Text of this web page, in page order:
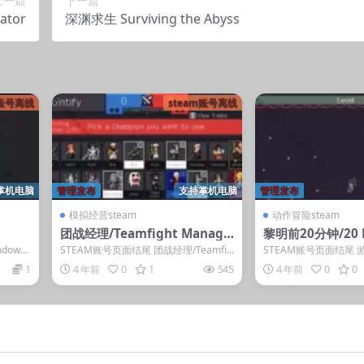
深渊求生 Surviving the Abyss
号离线
机电脑
1
steam账号离线
支持掌机电脑
管理发布
模拟经营steam
团战经理/Teamfight Manage
r
STEAM账号页面结尾 团战经理/Teamfig
ht Manager 游戏介绍 ...
4 年前 0 1 545
管理发布
动作冒险steam
黎明前20分钟/
Dawn
STEAM账号页面结尾
穴里不断增生的克苏
器，选...
4 年前 0 0